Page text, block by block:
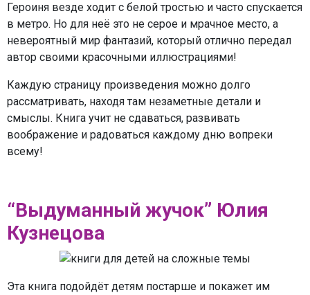
Героиня везде ходит с белой тростью и часто спускается
в метро. Но для неё это не серое и мрачное место, а
невероятный мир фантазий, который отлично передал
автор своими красочными иллюстрациями!
Каждую страницу произведения можно долго
рассматривать, находя там незаметные детали и
смыслы. Книга учит не сдаваться, развивать
воображение и радоваться каждому дню вопреки
всему!
“Выдуманный жучок” Юлия
Кузнецова
Эта книга подойдёт детям постарше и покажет им